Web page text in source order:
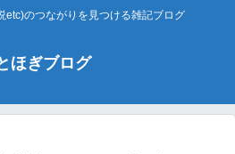
etc)のつながりを見つける雑記ブログ
ほぎブログ